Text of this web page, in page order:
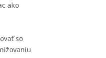
ako
so